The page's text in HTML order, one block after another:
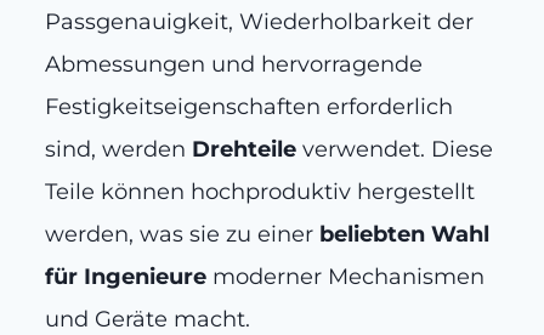
Passgenauigkeit, Wiederholbarkeit der
Abmessungen und hervorragende
Festigkeitseigenschaften erforderlich
sind, werden Drehteile verwendet. Diese
Teile können hochproduktiv hergestellt
werden, was sie zu einer beliebten Wahl
für Ingenieure moderner Mechanismen
und Geräte macht.